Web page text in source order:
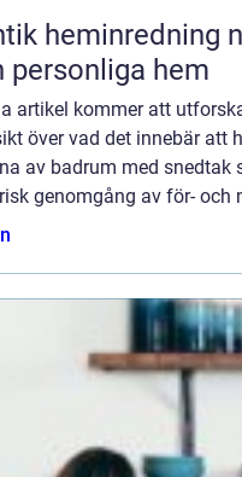
nordisk känsla för varma
personliga hem
artikel kommer att
över vad det innebär att
av badrum med snedtak
genomgång av för- och